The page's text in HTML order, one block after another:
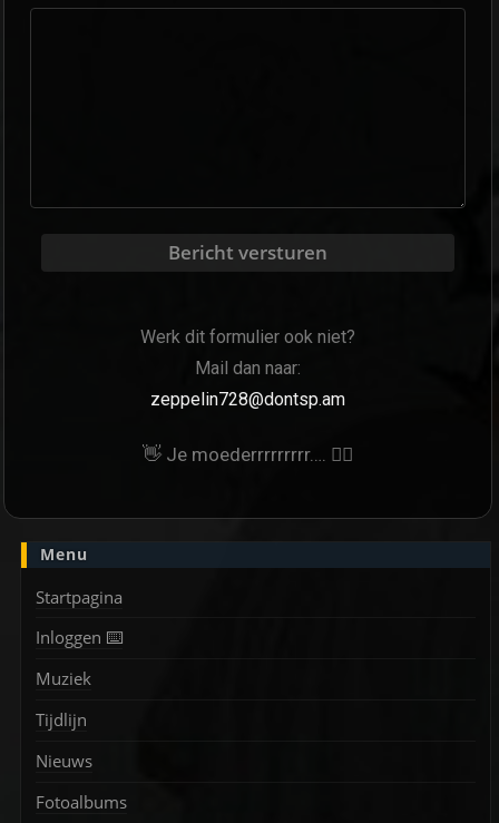
Bericht versturen
Werk dit formulier ook niet?
Mail dan naar:
zeppelin728@dontsp.am
👋 Je moederrrrrrrrr…. 🙋‍♀
Menu
Startpagina
Inloggen ⌨️
Muziek
Tijdlijn
Nieuws
Fotoalbums